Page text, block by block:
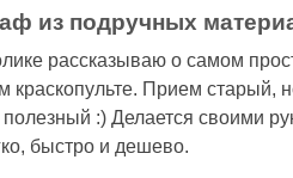
из подручных
рассказываю о самом
краскопульте. Прием старый,
:) Делается своими
быстро и дешево.